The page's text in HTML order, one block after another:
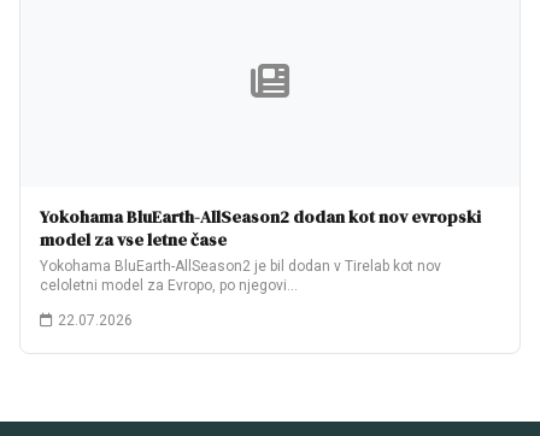
Yokohama BluEarth-AllSeason2 dodan kot nov evropski
model za vse letne čase
Yokohama BluEarth-AllSeason2 je bil dodan v Tirelab kot nov
celoletni model za Evropo, po njegovi…
22.07.2026